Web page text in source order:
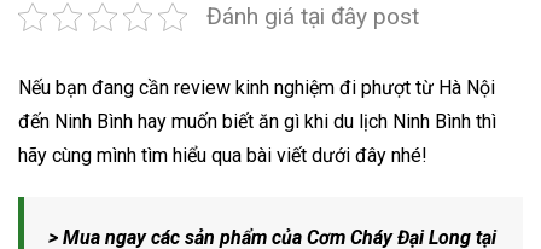
Đánh giá tại đây post
Nếu bạn đang cần review kinh nghiệm đi phượt từ Hà Nội
đến Ninh Bình hay muốn biết ăn gì khi du lịch Ninh Bình thì
hãy cùng mình tìm hiểu qua bài viết dưới đây nhé!
> Mua ngay các sản phẩm của Cơm Cháy Đại Long tại